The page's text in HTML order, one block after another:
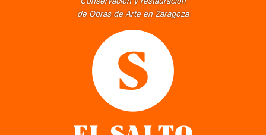
de Obras de Arte en Zaragoza